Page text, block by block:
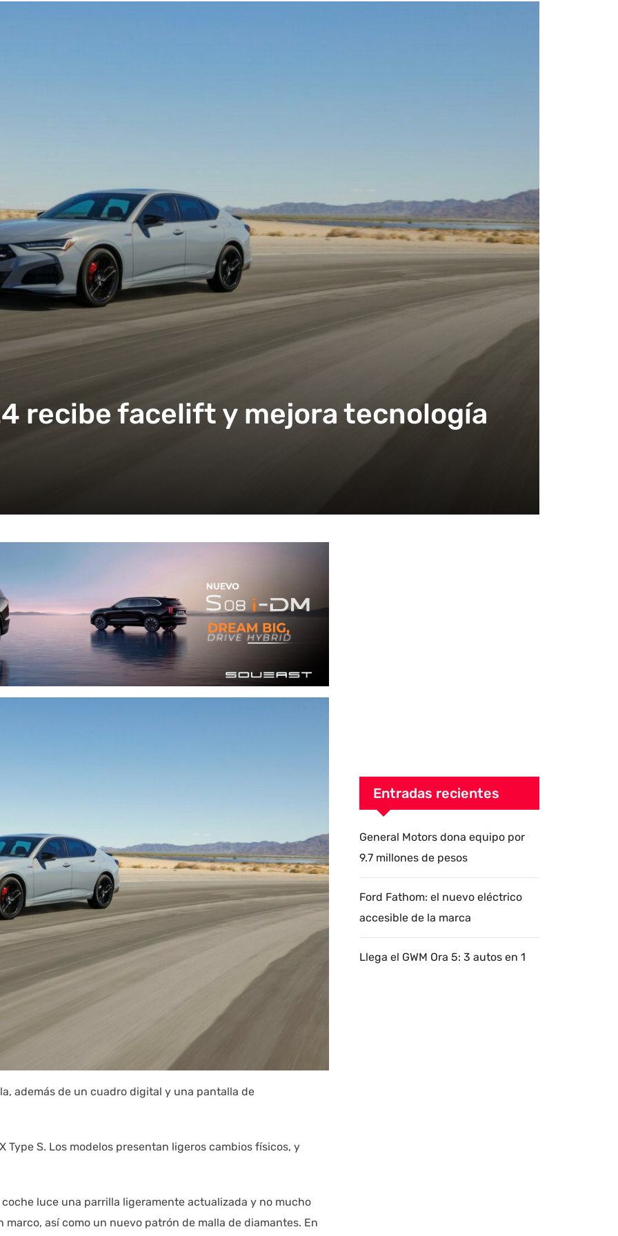
recibe facelift y mejora tecnología
además de un cuadro digital y una pantalla de
Type S. Los modelos presentan ligeros cambios físicos, y
luce una parrilla ligeramente actualizada y no mucho
así como un nuevo patrón de malla de diamantes. En
Entradas recientes
General Motors dona equipo por
9.7 millones de pesos
Ford Fathom: el nuevo eléctrico
accesible de la marca
Llega el GWM Ora 5: 3 autos en 1